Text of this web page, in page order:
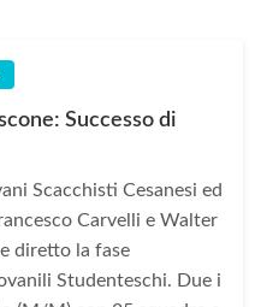
Successo di
Scacchisti Cesanesi ed
Carvelli e Walter
diretto la fase
Studenteschi. Due i